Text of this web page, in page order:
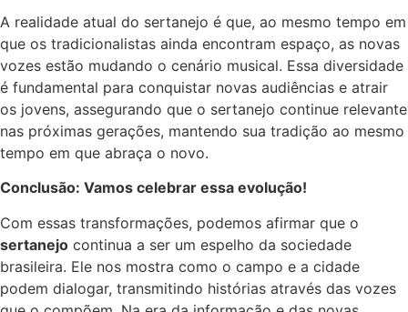
A realidade atual do sertanejo é que, ao mesmo tempo em
que os tradicionalistas ainda encontram espaço, as novas
vozes estão mudando o cenário musical. Essa diversidade
é fundamental para conquistar novas audiências e atrair
os jovens, assegurando que o sertanejo continue relevante
nas próximas gerações, mantendo sua tradição ao mesmo
tempo em que abraça o novo.
Conclusão: Vamos celebrar essa evolução!
Com essas transformações, podemos afirmar que o
sertanejo continua a ser um espelho da sociedade
brasileira. Ele nos mostra como o campo e a cidade
podem dialogar, transmitindo histórias através das vozes